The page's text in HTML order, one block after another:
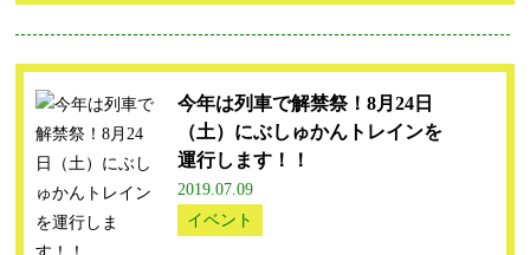
今年は列車で解禁祭！8月24日
（土）にぶしゅかんトレインを
運行します！！
2019.07.09
イベント